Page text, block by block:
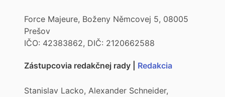
Force Majeure, Boženy Němcovej 5, 08005
Prešov
IČO: 42383862, DIČ: 2120662588
Zástupcovia redakčnej rady | Redakcia
Stanislav Lacko, Alexander Schneider,